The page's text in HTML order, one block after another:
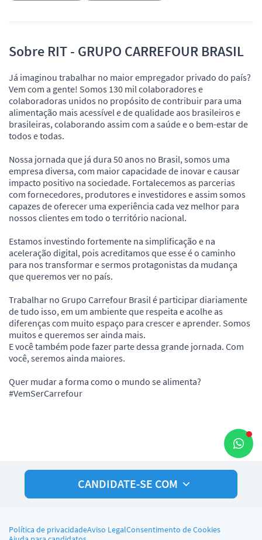
Sobre RIT - GRUPO CARREFOUR BRASIL
Já imaginou trabalhar no maior empregador privado do país?
Vem com a gente! Somos 130 mil colaboradores e
colaboradoras unidos no propósito de contribuir para uma
alimentação mais acessível e de qualidade aos brasileiros e
brasileiras, colaborando assim com a saúde e o bem-estar de
todos e todas.
Nossa jornada que já dura 50 anos no Brasil, somos uma
empresa diversa, com maior capacidade de inovar e causar
impacto positivo na sociedade. Fortalecemos as parcerias
com fornecedores, produtores e investidores e assim somos
capazes de oferecer uma experiência cada vez melhor para
nossos clientes em todo o território nacional.
Estamos investindo fortemente na simplificação e na
aceleração digital, pois acreditamos que esse é o caminho
para nos transformar e sermos protagonistas da mudança
que queremos ver no país.
Trabalhar no Grupo Carrefour Brasil é participar diariamente
de tudo isso, em um ambiente que respeita e acolhe as
diferenças com muito espaço para crescer e aprender. Somos
muitos e queremos ser ainda mais.
E você também pode fazer parte dessa grande jornada. Com
você, seremos ainda maiores.
Quer mudar a forma como o mundo se alimenta?
#VemSerCarrefour
CANDIDATE-SE COM
Política de privacidadeAviso LegalConsentimento de Cookies